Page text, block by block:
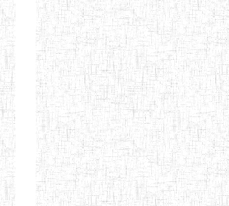
Afficher Page 11 sur 13 Total: 307
Début Préc. 4 5 6 7 8
9
13
Suivant Fin
Etablissements
d'enseignement